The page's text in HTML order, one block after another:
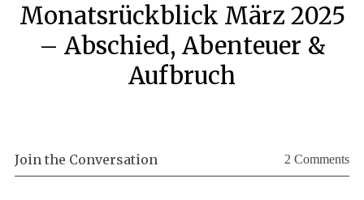
Monatsrückblick März 2025
– Abschied, Abenteuer &
Aufbruch
Join the Conversation 2 Comments